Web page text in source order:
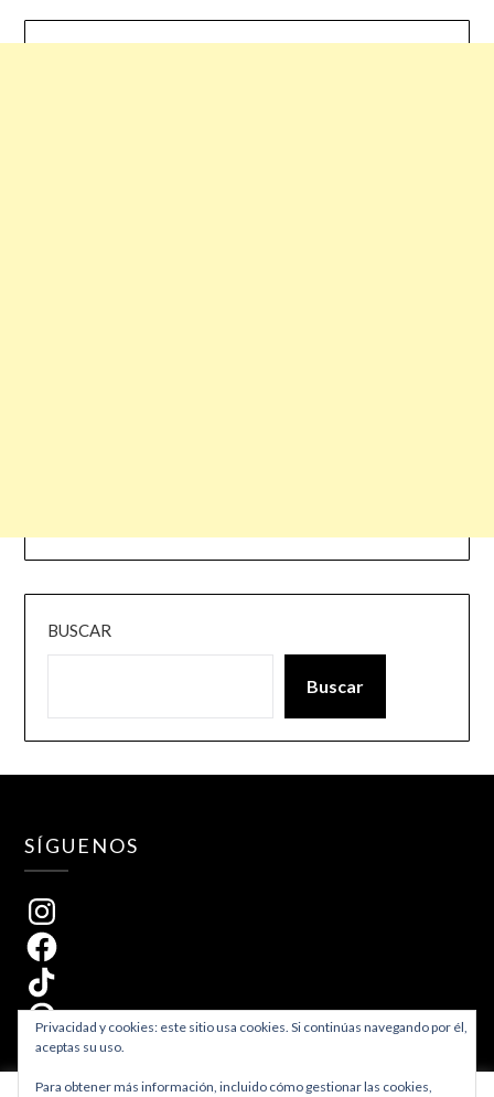
BUSCAR
Buscar
SÍGUENOS
Instagram
Facebook
TikTok
Pinterest
Privacidad y cookies: este sitio usa cookies. Si continúas navegando por él,
aceptas su uso.
Para obtener más información, incluido cómo gestionar las cookies,